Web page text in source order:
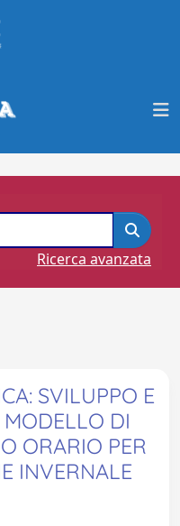
Ricerca avanzata
SVILUPPO E
DI
ORARIO PER
INVERNALE